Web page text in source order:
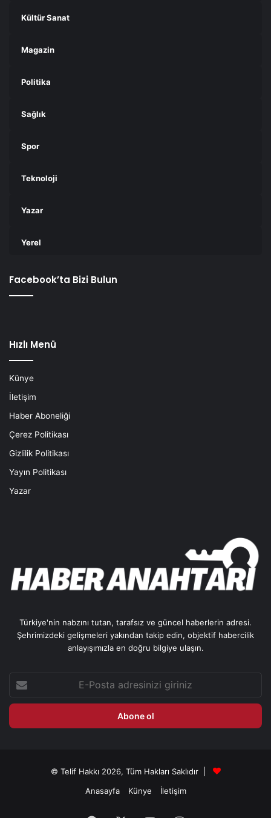
Kültür Sanat
Magazin
Politika
Sağlık
Spor
Teknoloji
Yazar
Yerel
Facebook’ta Bizi Bulun
Hızlı Menü
Künye
İletişim
Haber Aboneliği
Çerez Politikası
Gizlilik Politikası
Yayın Politikası
Yazar
Türkiye'nin nabzını tutan, tarafsız ve güncel haberlerin adresi.
Şehrimizdeki gelişmeleri yakından takip edin, objektif habercilik
anlayışımızla en doğru bilgiye ulaşın.
Posta
adresinizi
© Telif Hakkı 2026, Tüm Hakları Saklıdır |
Anasayfa
Künye İletişim